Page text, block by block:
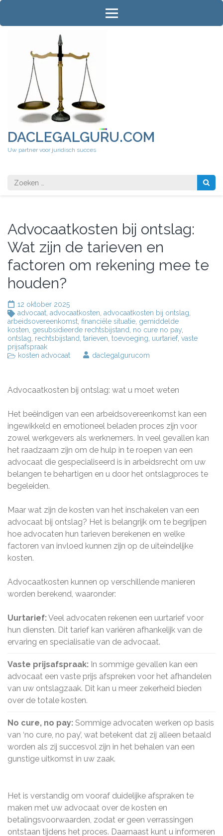
Ga
inhoud
DACLEGALGURU.COM
Uw partner voor juridisch succes
Zoeken
naar:
Advocaatkosten bij ontslag:
Wat zijn de tarieven en
factoren om rekening mee te
houden?
12 oktober 2025
advocaat advocaatkosten advocaatkosten bij ontslag
arbeidsovereenkomst financiële situatie gemiddelde
kosten gesubsidieerde rechtsbijstand no cure no pay
ontslag rechtsbijstand tarieven toevoeging uurtarief, vaste
prijsafspraak
kosten advocaat
daclegalgurucom
Advocaatkosten bij ontslag: wat u moet weten
Het beëindigen van een arbeidsovereenkomst kan een
ingewikkeld en emotioneel beladen proces zijn voor
zowel werkgevers als werknemers. In veel gevallen kan
het raadzaam zijn om de hulp in te roepen van een
advocaat die gespecialiseerd is in arbeidsrecht om uw
belangen te behartigen en u door het ontslagproces te
begeleiden.
Maar wat zijn de kosten van het inschakelen van een
advocaat bij ontslag? Het is belangrijk om te begrijpen
hoe advocaten hun tarieven berekenen en welke
factoren van invloed kunnen zijn op de uiteindelijke
kosten.
Advocaatkosten kunnen op verschillende manieren
worden berekend, waaronder:
Uurtarief:Veel advocaten rekenen een uurtarief voor
hun diensten. Dit tarief kan variëren afhankelijk van de
ervaring en specialisatie van de advocaat.
Vaste prijsafspraak: In sommige gevallen kan een
advocaat een vaste prijs afspreken voor het afhandelen
van uw ontslagzaak. Dit kan u meer zekerheid bieden
over de totale kosten.
No cure, no pay: Sommige advocaten werken op basis
van ‘no cure, no pay’, wat betekent dat zij alleen betaald
worden als zij succesvol zijn in het behalen van een
gunstige uitkomst in uw zaak.
Het is verstandig om vooraf duidelijke afspraken te
maken met uw advocaat over de kosten en
betalingsvoorwaarden, zodat er geen verrassingen
ontstaan tijdens het proces. Daarnaast kunt u informeren